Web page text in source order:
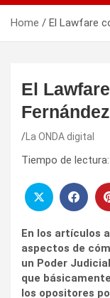
Home El Lawfare
El
Fernández
La ONDA digital
Tiempo de lectura:
En los artículos
aspectos de
un Poder
que
los opositores